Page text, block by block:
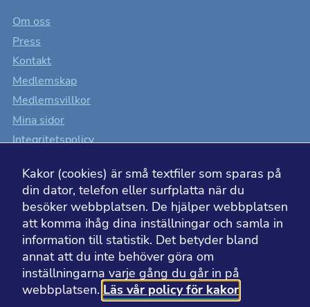
Om oss
Press
Kontakt
Medlemskap
Medlemsvillkor
Mina sidor
Integritetspolicy
Tillgänglighet
BESÖK ÄVEN
Läkemedelsakademin
Kakor (cookies) är små textfiler som sparas på
din dator, telefon eller surfplatta när du
besöker webbplatsen. De hjälper webbplatsen
att komma ihåg dina inställningar och samla in
information till statistik. Det betyder bland
annat att du inte behöver göra om
inställningarna varje gång du går in på
webbplatsen. Läs vår policy för kakor
funktionalitet
baserat på
hur
hemsidan
används.
Upplevelse
För att
hemsidan
ska fungera
så bra som